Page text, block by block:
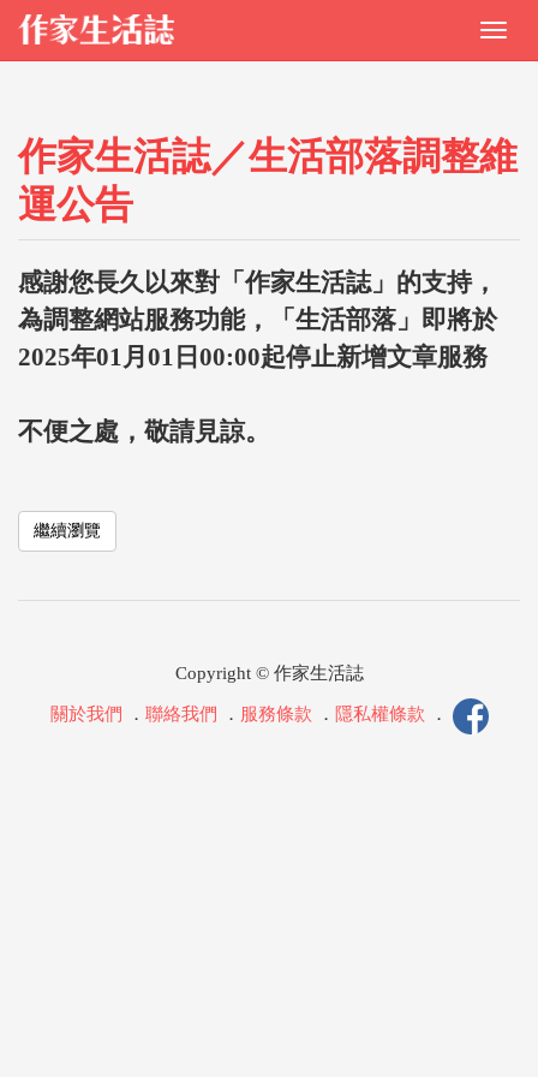
作家生活誌／生活部落調整維
運公告
感謝您長久以來對「作家生活誌」的支持，
為調整網站服務功能，「生活部落」即將於
2025年01月01日00:00起停止新增文章服務
不便之處，敬請見諒。
繼續瀏覽
Copyright © 作家生活誌
關於我們 ． 聯絡我們 ． 服務條款 ． 隱私權條款 ．